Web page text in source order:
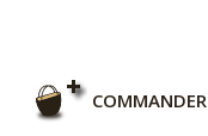
COMMANDER